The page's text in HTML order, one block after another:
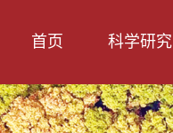
首页 科学研究